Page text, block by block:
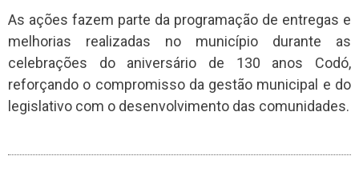
As ações fazem parte da programação de entregas e
melhorias realizadas no município durante as
celebrações do aniversário de 130 anos Codó,
reforçando o compromisso da gestão municipal e do
legislativo com o desenvolvimento das comunidades.